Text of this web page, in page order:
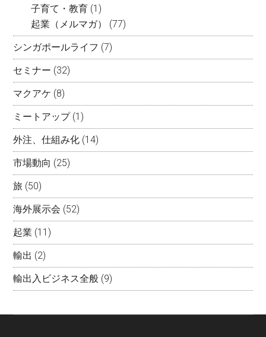
子育て・教育 (1)
起業（メルマガ）
(77)
シンガポールライフ (7)
セミナー (32)
マクアケ (8)
ミートアップ(1)
外注、仕組み化 (14)
市場動向 (25)
旅 (50)
海外展示会 (52)
起業 (11)
輸出 (2)
輸出入ビジネス全般 (9)